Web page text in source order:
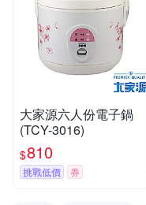
大家源六人份電子鍋
(TCY-3016)
$810
挑戰低價 券